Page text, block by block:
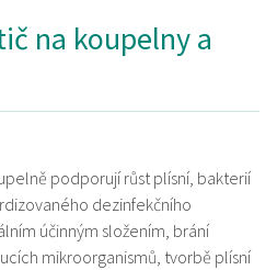
na koupelny a
podporují růst plísní, bakterií
dezinfekčního
účinným složením, brání
mikroorganismů, tvorbě plísní